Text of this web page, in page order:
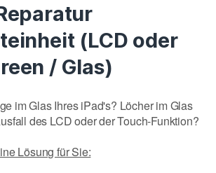
(LCD oder
/ Glas)
im Glas Ihres iPad's? Löcher im Glas
des LCD oder der Touch-Funktion?
Lösung für Sie: